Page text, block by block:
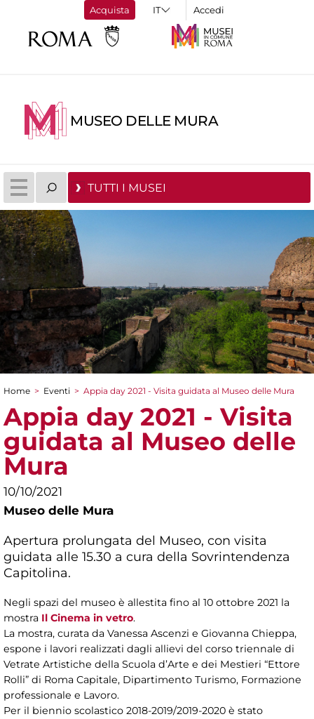
Acquista Accedi
MUSEO DELLE MURA
TUTTI I MUSEI
Tu sei qui
Home > Eventi > Appia day 2021 - Visita guidata al Museo delle Mura
Appia day 2021 - Visita
guidata al Museo delle
Mura
10/10/2021
Museo delle Mura
Apertura prolungata del Museo, con visita
guidata alle 15.30 a cura della Sovrintendenza
Capitolina.
Negli spazi del museo è allestita fino al 10 ottobre 2021 la
mostra Il Cinema in vetro.
La mostra, curata da Vanessa Ascenzi e Giovanna Chieppa,
espone i lavori realizzati dagli allievi del corso triennale di
Vetrate Artistiche della Scuola d’Arte e dei Mestieri “Ettore
Rolli” di Roma Capitale, Dipartimento Turismo, Formazione
professionale e Lavoro.
Per il biennio scolastico 2018-2019/2019-2020 è stato